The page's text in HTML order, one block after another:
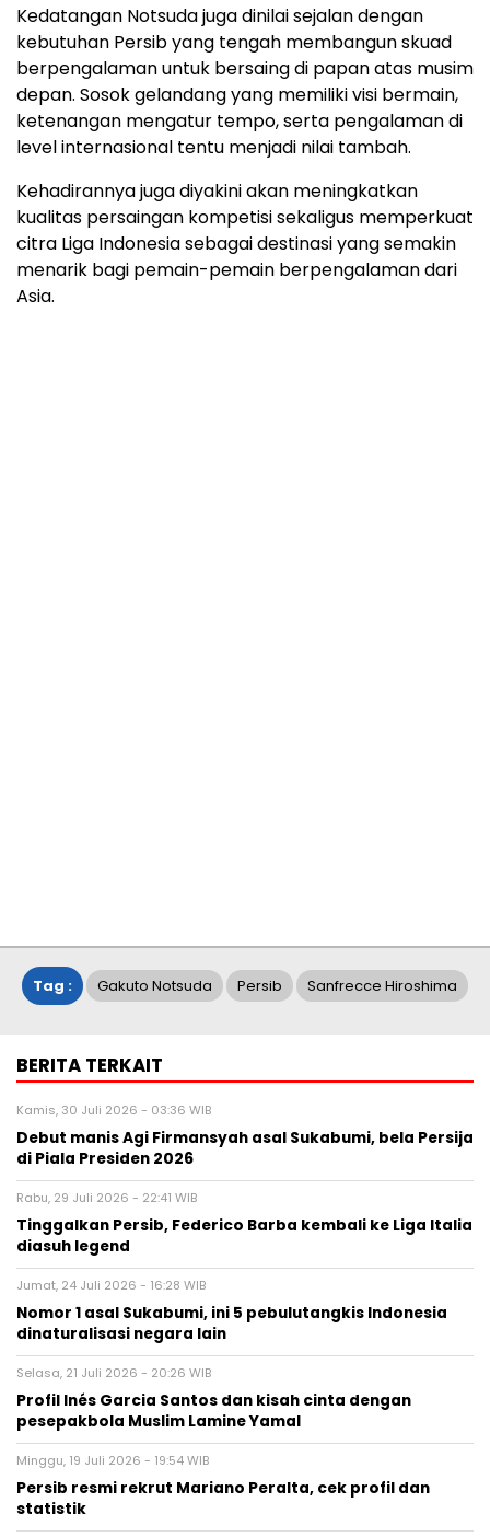
Kedatangan Notsuda juga dinilai sejalan dengan
kebutuhan Persib yang tengah membangun skuad
berpengalaman untuk bersaing di papan atas musim
depan. Sosok gelandang yang memiliki visi bermain,
ketenangan mengatur tempo, serta pengalaman di
level internasional tentu menjadi nilai tambah.
Kehadirannya juga diyakini akan meningkatkan
kualitas persaingan kompetisi sekaligus memperkuat
citra Liga Indonesia sebagai destinasi yang semakin
menarik bagi pemain-pemain berpengalaman dari
Asia.
Tag : Gakuto Notsuda Persib Sanfrecce Hiroshima
BERITA TERKAIT
Kamis, 30 Juli 2026 - 03:36 WIB
Debut manis Agi Firmansyah asal Sukabumi, bela Persija
di Piala Presiden 2026
Rabu, 29 Juli 2026 - 22:41 WIB
Tinggalkan Persib, Federico Barba kembali ke Liga Italia
diasuh legend
Jumat, 24 Juli 2026 - 16:28 WIB
Nomor 1 asal Sukabumi, ini 5 pebulutangkis Indonesia
dinaturalisasi negara lain
Selasa, 21 Juli 2026 - 20:26 WIB
Profil Inés Garcia Santos dan kisah cinta dengan
pesepakbola Muslim Lamine Yamal
Minggu, 19 Juli 2026 - 19:54 WIB
Persib resmi rekrut Mariano Peralta, cek profil dan
statistik